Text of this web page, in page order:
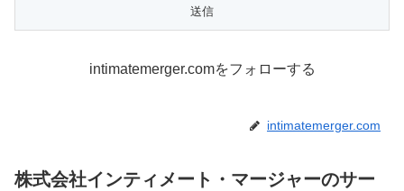
intimatemerger.comをフォローする
intimatemerger.com
株式会社インティメート・マージャーのサー